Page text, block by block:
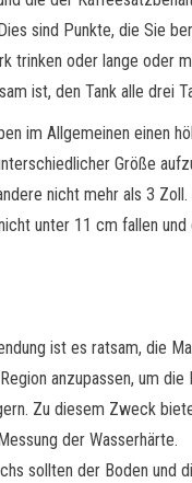
sind Punkte, die Sie
trinken oder lange oder
ist, den Tank alle drei
im Allgemeinen einen
Größe
nicht mehr als 3 Zoll.
unter 11 cm fallen und
ist es ratsam, die
anzupassen, um
Zu diesem Zweck
der Wasserhärte.
sollten der Boden und